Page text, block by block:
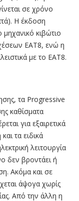
σε χρόνο
Η έκδοση
κιβώτιο
ΕΑΤ8, ενώ η
με το ΕΑΤ8.
τα Progressive
καθίσματα
για εξαιρετικά
τα ειδικά
λειτουργία
δεν βροντάει ή
Ακόμα και σε
άψογα χωρίς
Από την άλλη η